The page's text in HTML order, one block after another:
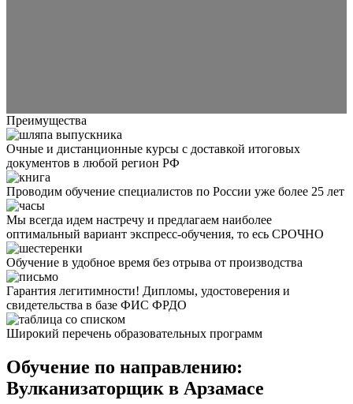
Преимущества
Очные и дистанционные курсы с доставкой итоговых
документов в любой регион РФ
Проводим обучение специалистов по России уже более 25 лет
Мы всегда идем настречу и предлагаем наиболее
оптимальный вариант экспресс-обучения, то есь СРОЧНО
Обучение в удобное время без отрыва от производства
Гарантия легитимности! Дипломы, удостоверения и
свидетельства в базе ФИС ФРДО
Широкий перечень образовательных программ
Обучение по направлению:
Вулканизаторщик в Арзамасе